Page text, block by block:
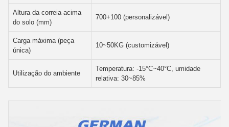
Altura da correia acima
do solo (mm)
700+100 (personalizável)
Carga máxima (peça
única)
10~50KG (customizável)
Utilização do ambiente
Temperatura: -15°C~40°C, umidade
relativa: 30~85%